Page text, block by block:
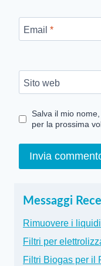
Email *
Sito web
Salva il mio
per la prossima
Messaggi
Rimuovere i
Filtri per
Filtri Biogas per il